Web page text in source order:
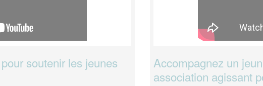
soutenir les jeunes
Accompagnez un
association agissant